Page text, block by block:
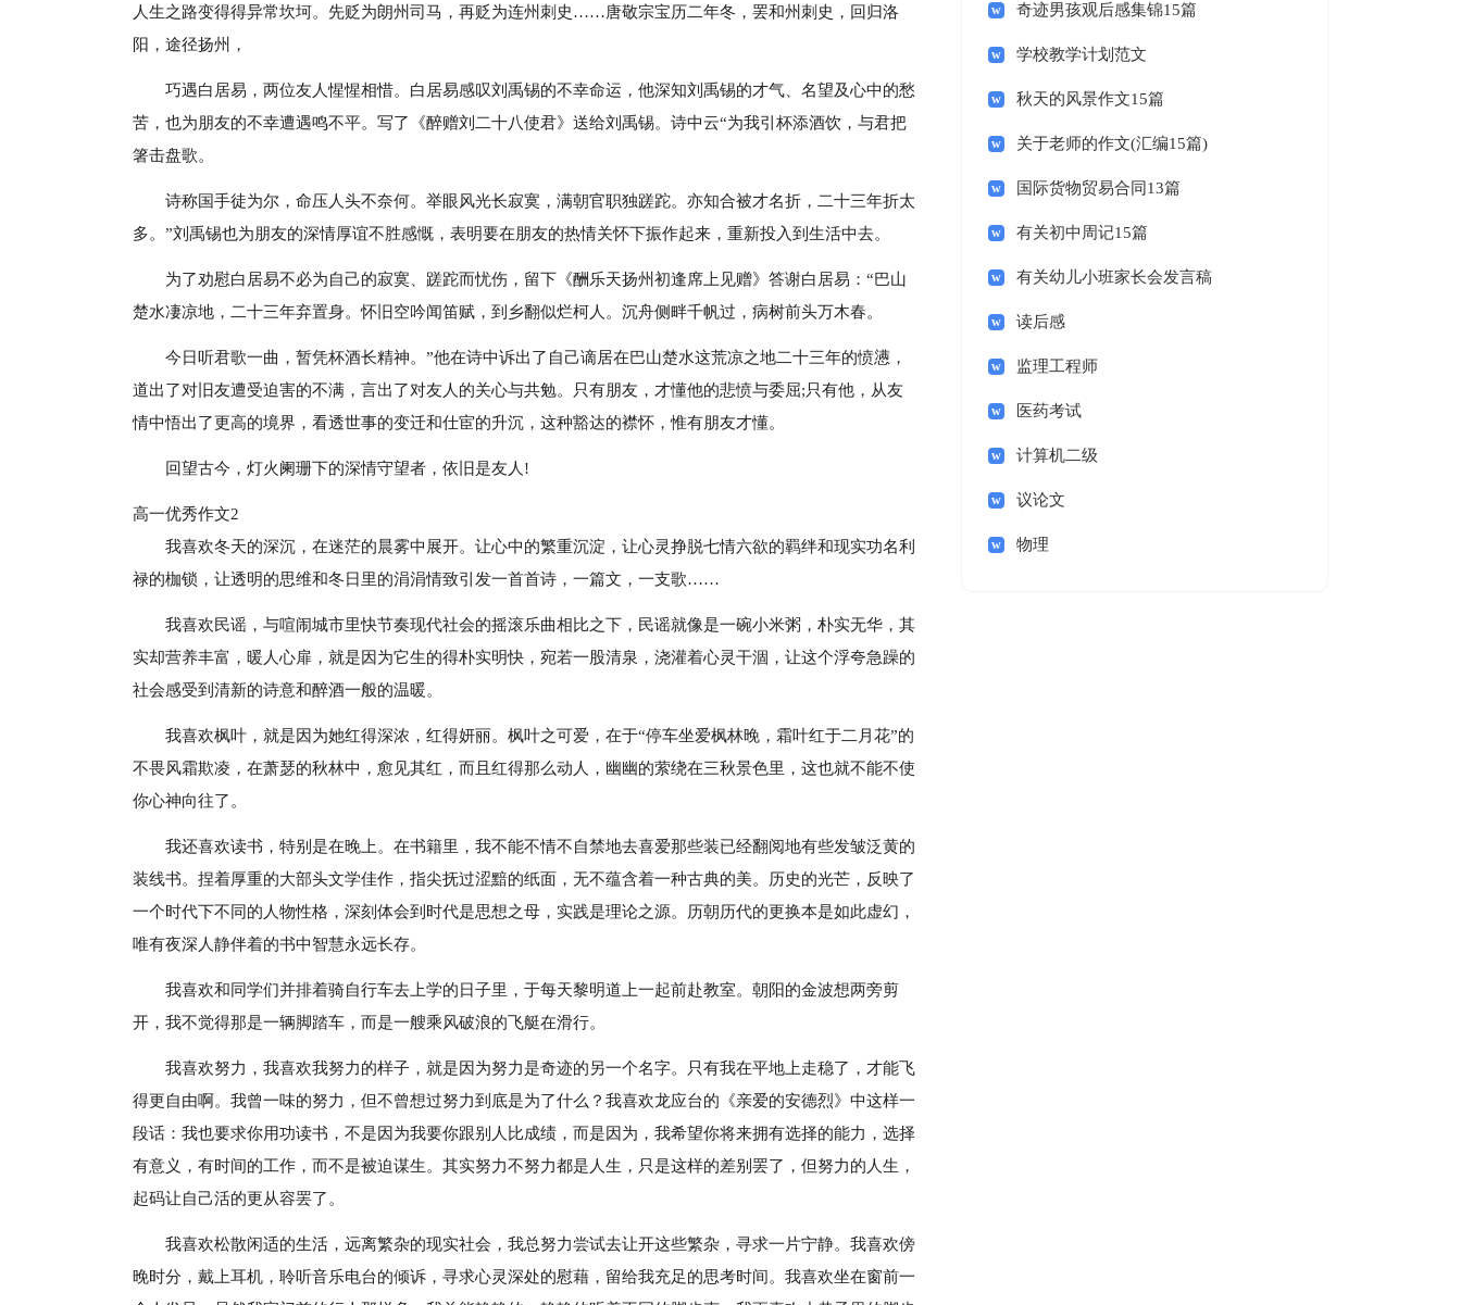
人生之路变得得异常坎坷。先贬为朗州司马，再贬为连州刺史……唐敬宗宝历二年冬，罢和州刺史，回归洛
阳，途径扬州，
巧遇白居易，两位友人惺惺相惜。白居易感叹刘禹锡的不幸命运，他深知刘禹锡的才气、名望及心中的愁
苦，也为朋友的不幸遭遇鸣不平。写了《醉赠刘二十八使君》送给刘禹锡。诗中云“为我引杯添酒饮，与君把
箸击盘歌。
诗称国手徒为尔，命压人头不奈何。举眼风光长寂寞，满朝官职独蹉跎。亦知合被才名折，二十三年折太
多。”刘禹锡也为朋友的深情厚谊不胜感慨，表明要在朋友的热情关怀下振作起来，重新投入到生活中去。
为了劝慰白居易不必为自己的寂寞、蹉跎而忧伤，留下《酬乐天扬州初逢席上见赠》答谢白居易：“巴山
楚水凄凉地，二十三年弃置身。怀旧空吟闻笛赋，到乡翻似烂柯人。沉舟侧畔千帆过，病树前头万木春。
今日听君歌一曲，暂凭杯酒长精神。”他在诗中诉出了自己谪居在巴山楚水这荒凉之地二十三年的愤懑，
道出了对旧友遭受迫害的不满，言出了对友人的关心与共勉。只有朋友，才懂他的悲愤与委屈;只有他，从友
情中悟出了更高的境界，看透世事的变迁和仕宦的升沉，这种豁达的襟怀，惟有朋友才懂。
回望古今，灯火阑珊下的深情守望者，依旧是友人!
高一优秀作文2
我喜欢冬天的深沉，在迷茫的晨雾中展开。让心中的繁重沉淀，让心灵挣脱七情六欲的羁绊和现实功名利
禄的枷锁，让透明的思维和冬日里的涓涓情致引发一首首诗，一篇文，一支歌……
我喜欢民谣，与喧闹城市里快节奏现代社会的摇滚乐曲相比之下，民谣就像是一碗小米粥，朴实无华，其
实却营养丰富，暖人心扉，就是因为它生的得朴实明快，宛若一股清泉，浇灌着心灵干涸，让这个浮夸急躁的
社会感受到清新的诗意和醉酒一般的温暖。
我喜欢枫叶，就是因为她红得深浓，红得妍丽。枫叶之可爱，在于“停车坐爱枫林晚，霜叶红于二月花”的
不畏风霜欺凌，在萧瑟的秋林中，愈见其红，而且红得那么动人，幽幽的萦绕在三秋景色里，这也就不能不使
你心神向往了。
我还喜欢读书，特别是在晚上。在书籍里，我不能不情不自禁地去喜爱那些装已经翻阅地有些发皱泛黄的
装线书。捏着厚重的大部头文学佳作，指尖抚过涩黯的纸面，无不蕴含着一种古典的美。历史的光芒，反映了
一个时代下不同的人物性格，深刻体会到时代是思想之母，实践是理论之源。历朝历代的更换本是如此虚幻，
唯有夜深人静伴着的书中智慧永远长存。
我喜欢和同学们并排着骑自行车去上学的日子里，于每天黎明道上一起前赴教室。朝阳的金波想两旁剪
开，我不觉得那是一辆脚踏车，而是一艘乘风破浪的飞艇在滑行。
我喜欢努力，我喜欢我努力的样子，就是因为努力是奇迹的另一个名字。只有我在平地上走稳了，才能飞
得更自由啊。我曾一味的努力，但不曾想过努力到底是为了什么？我喜欢龙应台的《亲爱的安德烈》中这样一
段话：我也要求你用功读书，不是因为我要你跟别人比成绩，而是因为，我希望你将来拥有选择的能力，选择
有意义，有时间的工作，而不是被迫谋生。其实努力不努力都是人生，只是这样的差别罢了，但努力的人生，
起码让自己活的更从容罢了。
我喜欢松散闲适的生活，远离繁杂的现实社会，我总努力尝试去让开这些繁杂，寻求一片宁静。我喜欢傍
晚时分，戴上耳机，聆听音乐电台的倾诉，寻求心灵深处的慰藉，留给我充足的思考时间。我喜欢坐在窗前一
奇迹男孩观后感集锦15篇
学校教学计划范文
秋天的风景作文15篇
关于老师的作文(汇编15篇)
国际货物贸易合同13篇
有关初中周记15篇
有关幼儿小班家长会发言稿
读后感
监理工程师
医药考试
计算机二级
议论文
物理